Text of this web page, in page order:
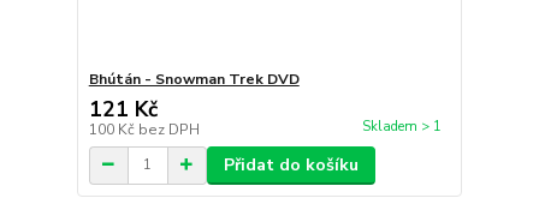
Bhútán - Snowman Trek DVD
121 Kč
100 Kč bez DPH Skladem > 1
Přidat do košíku